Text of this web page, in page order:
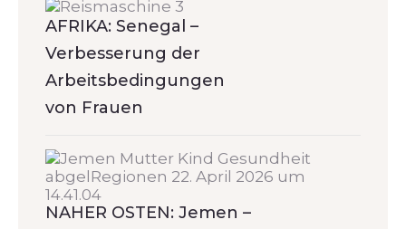
AFRIKA: Senegal –
Verbesserung der
Arbeitsbedingungen
von Frauen
NAHER OSTEN: Jemen –